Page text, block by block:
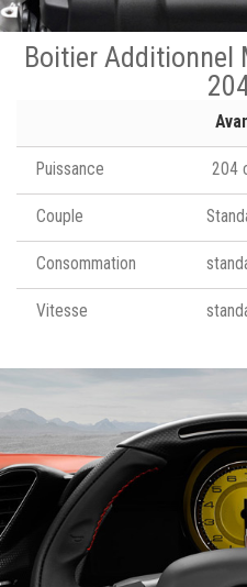
Boitier Additionnel
Puissance 204
Couple
Consommation
Vitesse